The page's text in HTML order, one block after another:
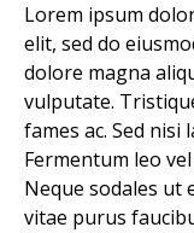
Lorem ipsum
elit, sed do
dolore magna
vulputate.
fames ac. Sed nisi
Fermentum leo
Neque sodales ut
vitae purus